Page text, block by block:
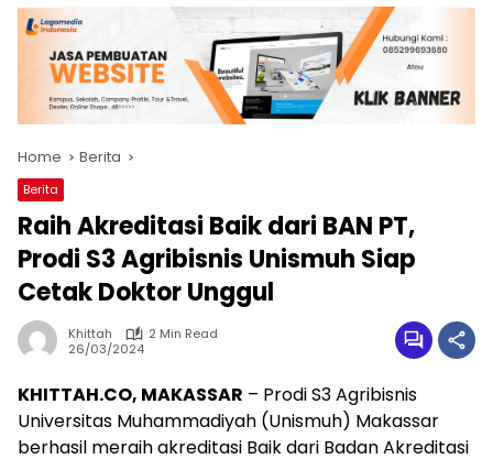
Home Berita
Berita
Raih Akreditasi Baik dari BAN PT,
Prodi S3 Agribisnis Unismuh Siap
Cetak Doktor Unggul
Khittah
2 Min Read
26/03/2024
KHITTAH.CO, MAKASSAR – Prodi S3 Agribisnis
Universitas Muhammadiyah (Unismuh) Makassar
berhasil meraih akreditasi Baik dari Badan Akreditasi